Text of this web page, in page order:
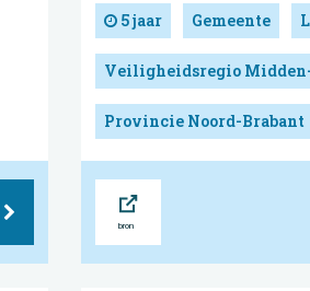
5 jaar Gemeente
Veiligheidsregio
Provincie Noord-Brabant